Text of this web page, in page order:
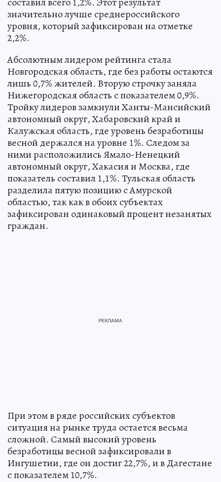
значительно лучше среднероссийского
уровня, который зафиксирован на отметке
2,2%.
Абсолютным лидером рейтинга стала
Новгородская область, где без работы остаются
лишь 0,7% жителей. Вторую строчку заняла
Нижегородская область с показателем 0,9%.
Тройку лидеров замкнули Ханты-Мансийский
автономный округ, Хабаровский край и
Калужская область, где уровень безработицы
весной держался на уровне 1%. Следом за
ними расположились Ямало-Ненецкий
автономный округ, Хакасия и Москва, где
показатель составил 1,1%. Тульская область
разделила пятую позицию с Амурской
областью, так как в обоих субъектах
зафиксирован одинаковый процент незанятых
граждан.
При этом в ряде российских субъектов
ситуация на рынке труда остается весьма
сложной. Самый высокий уровень
безработицы весной зафиксировали в
Ингушетии, где он достиг 22,7%, и в Дагестане
с показателем 10,7%.